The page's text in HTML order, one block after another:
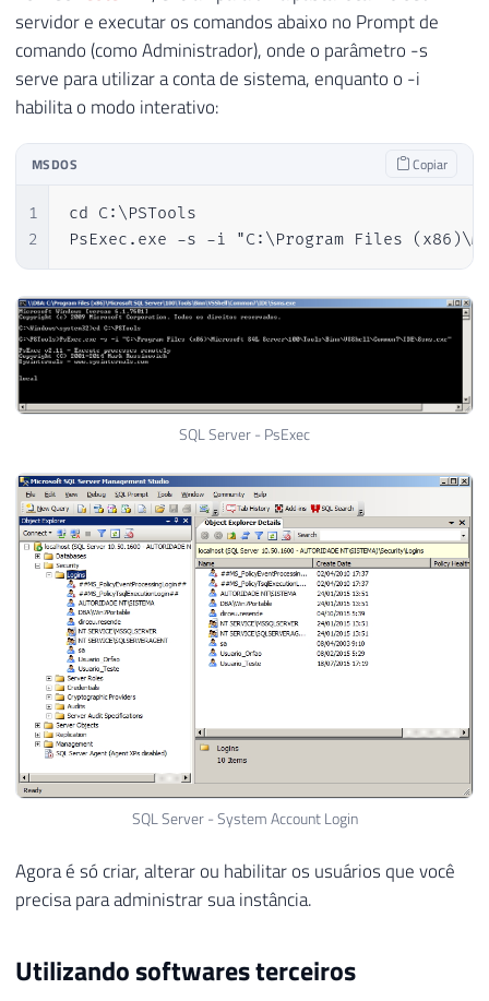
servidor e executar os comandos abaixo no Prompt de
comando (como Administrador), onde o parâmetro -s
serve para utilizar a conta de sistema, enquanto o -i
habilita o modo interativo:
MSDOS Copiar
1
2
cd C:\PSTools
PsExec.exe -s -i "C:\Program Files
SQL Server - PsExec
SQL Server - System Account Login
Agora é só criar, alterar ou habilitar os usuários que você
precisa para administrar sua instância.
Utilizando softwares terceiros